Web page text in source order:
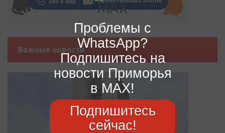
Важные новости
Проблемы с
WhatsApp?
Подпишитесь на
новости Приморья
в MAX!
Подпишитесь
сейчас!